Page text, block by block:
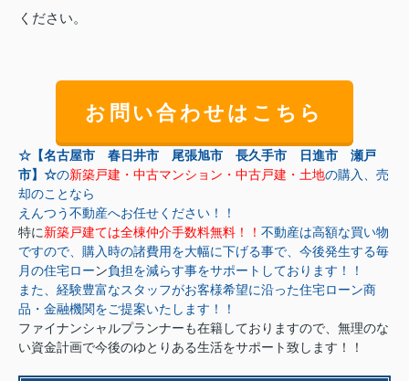
ください。
お問い合わせはこちら
☆【名古屋市 春日井市 尾張旭市 長久手市 日進市 瀬戸
市】☆の新築戸建・中古マンション・中古戸建・土地の購入、売
却のことなら
えんつう不動産へお任せください！！
特に新築戸建ては全棟仲介手数料無料！！ 不動産は高額な買い物
ですので、購入時の諸費用を大幅に下げる事で、今後発生する毎
月の住宅ローン負担を減らす事をサポートしております！！
また、経験豊富なスタッフがお客様希望に沿った住宅ローン商
品・金融機関をご提案いたします！！
ファイナンシャルプランナーも在籍しておりますので、無理のな
い資金計画で今後のゆとりある生活をサポート致します！！